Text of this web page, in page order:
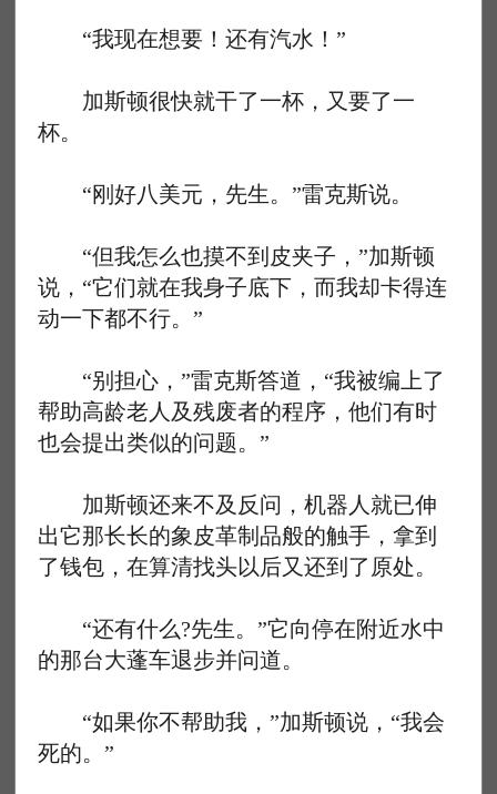
“我现在想要！还有汽水！”
加斯顿很快就干了一杯，又要了一
杯。
“刚好八美元，先生。”雷克斯说。
“但我怎么也摸不到皮夹子，”加斯顿
说，“它们就在我身子底下，而我却卡得连
动一下都不行。”
“别担心，”雷克斯答道，“我被编上了
帮助高龄老人及残废者的程序，他们有时
也会提出类似的问题。”
加斯顿还来不及反问，机器人就已伸
出它那长长的象皮革制品般的触手，拿到
了钱包，在算清找头以后又还到了原处。
“还有什么?先生。”它向停在附近水中
的那台大蓬车退步并问道。
“如果你不帮助我，”加斯顿说，“我会
死的。”